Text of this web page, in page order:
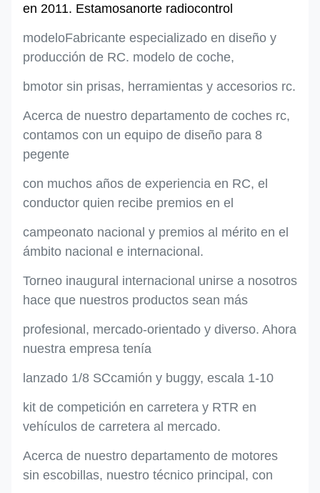
en 2011. Estamosanorte radiocontrol
modeloFabricante especializado en diseño y
producción de RC. modelo de coche,
bmotor sin prisas, herramientas y accesorios rc.
Acerca de nuestro departamento de coches rc,
contamos con un equipo de diseño para 8
pegente
con muchos años de experiencia en RC, el
conductor quien recibe premios en el
campeonato nacional y premios al mérito en el
ámbito nacional e internacional.
Torneo inaugural internacional unirse a nosotros
hace que nuestros productos sean más
profesional, mercado-orientado y diverso. Ahora
nuestra empresa tenía
lanzado 1/8 SCcamión y buggy, escala 1-10
kit de competición en carretera y RTR en
vehículos de carretera al mercado.
Acerca de nuestro departamento de motores
sin escobillas, nuestro técnico principal, con